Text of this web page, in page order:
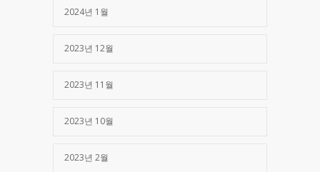
2024년 1월
2023년 12월
2023년 11월
2023년 10월
2023년 2월